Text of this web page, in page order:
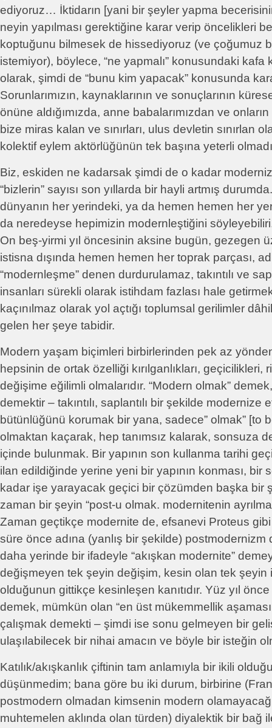
ediyoruz… İktidarın [yani bir şeyler yapma
neyin yapılması gerektiğine karar verip öncelikleri
koptuğunu bilmesek de hissediyoruz (ve çoğumuz
istemiyor), böylece, “ne yapmalı” konusundaki kafa
olarak, şimdi de “bunu kim yapacak” konusunda
Sorunlarımızın, kaynaklarının ve sonuçlarının
önüne aldığımızda, anne babalarımızdan ve
bize miras kalan ve sınırları, ulus devletin sınırlan
kolektif eylem aktörlüğünün tek başına yeterli
Biz, eskiden ne kadarsak şimdi de o kadar
“bizlerin” sayısı son yıllarda bir hayli artmış
dünyanın her yerindeki, ya da hemen hemen her
da neredeyse hepimizin modernleştiğini
On beş-yirmi yıl öncesinin aksine bugün, gezegen
istisna dışında hemen hemen her toprak parçası,
“modernleşme” denen durdurulamaz, takıntılı ve
insanları sürekli olarak istihdam fazlası hale
kaçınılmaz olarak yol açtığı toplumsal gerilimler
gelen her şeye tabidir.
Modern yaşam biçimleri birbirlerinden pek az
hepsinin de ortak özelliği kırılganlıkları, geçicilikleri,
değişime eğilimli olmalarıdır. “Modern olmak”
demektir – takıntılı, saplantılı bir şekilde modernize
bütünlüğünü korumak bir yana, sadece” olmak” [to
olmaktan kaçarak, hep tanımsız kalarak, sonsuza
içinde bulunmak. Bir yapının son kullanma tarihi
ilan edildiğinde yerine yeni bir yapının konması, bir
kadar işe yarayacak geçici bir çözümden başka bir
zaman bir şeyin “post-u olmak. modernitenin
Zaman geçtikçe modernite de, efsanevi Proteus
süre önce adına (yanlış bir şekilde) postmodernizm
daha yerinde bir ifadeyle “akışkan modernite”
değişmeyen tek şeyin değişim, kesin olan tek şeyin
olduğunun gittikçe kesinleşen kanıtıdır. Yüz yıl
demek, mümkün olan “en üst mükemmellik
çalışmak demekti – şimdi ise sonu gelmeyen bir
ulaşılabilecek bir nihai amacın ve böyle bir isteğin
Katılık/akışkanlık çiftinin tam anlamıyla bir ikili
düşünmedim; bana göre bu iki durum, birbirine
postmodern olmadan kimsenin modern
muhtemelen aklında olan türden) diyalektik bir bağ